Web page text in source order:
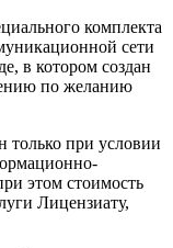
комплекта
сети
в котором создан
по желанию
только при условии
этом стоимость
Лицензиату,